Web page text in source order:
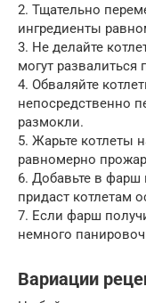
2. Тщательно
ингредиенты
3. Не делайте
могут развалиться
4. Обваляйте
непосредственно
размокли.
5. Жарьте котлеты
равномерно
6. Добавьте в фарш
придаст котлетам
7. Если фарш
немного
Вариации